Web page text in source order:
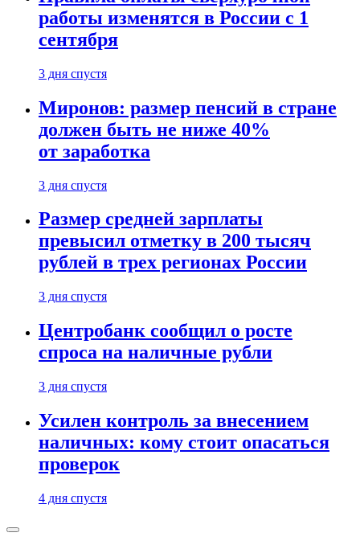
работы изменятся в России с 1
сентября
3 дня спустя
Миронов: размер пенсий в стране
должен быть не ниже 40%
от заработка
3 дня спустя
Размер средней зарплаты
превысил отметку в 200 тысяч
рублей в трех регионах России
3 дня спустя
Центробанк сообщил о росте
спроса на наличные рубли
3 дня спустя
Усилен контроль за внесением
наличных: кому стоит опасаться
проверок
4 дня спустя